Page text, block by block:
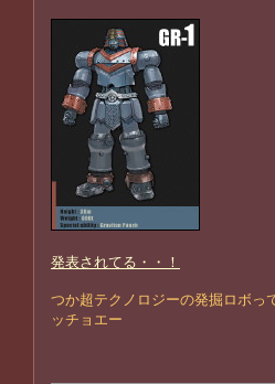
発表されてる・・！
つか超テクノロジーの発掘ロボっ
ッチョエー